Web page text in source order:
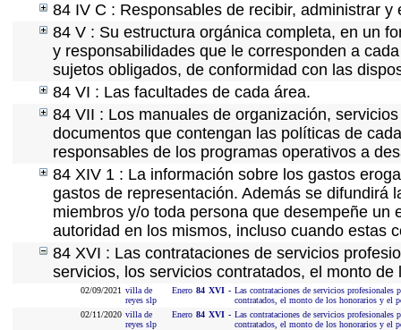
84 IV C : Responsables de recibir, administrar y
84 V : Su estructura orgánica completa, en un
y responsabilidades que le corresponden a
sujetos obligados, de conformidad con las
84 VI : Las facultades de cada área.
84 VII : Los manuales de organización,
documentos que contengan las políticas de
responsables de los programas operativos a
84 XIV 1 : La información sobre los gastos
gastos de representación. Además se difundirá
miembros y/o toda persona que desempeñe
autoridad en los mismos, incluso cuando estas
84 XVI : Las contrataciones de servicios
servicios, los servicios contratados, el monto
02/09/2021 villa de
reyes slp
Enero 84 XVI - Las contrataciones de servicios profesionales
contratados, el monto de los honorarios y el
02/11/2020 villa de
reyes slp
Enero 84 XVI - Las contrataciones de servicios profesionales
contratados, el monto de los honorarios y el